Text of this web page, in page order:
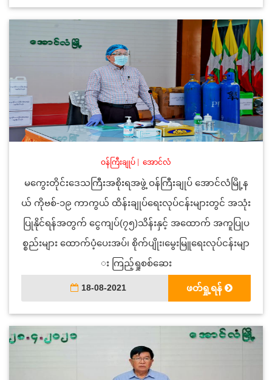
ဝန်ကြီးချုပ် အောင်လံ
မကွေးတိုင်းဒေသကြီးအစိုးရအဖွဲ့ ဝန်ကြီးချုပ် အောင်လံမြို့န
ယ် ကိုဗစ်-၁၉ ကာကွယ် ထိန်းချုပ်ရေးလုပ်ငန်းများတွင် အသုံး
ပြုနိုင်ရန်အတွက် ငွေကျပ်(၇၅)သိန်းနှင့် အထောက် အကူပြုပ
စ္စည်းများ ထောက်ပံ့ပေးအပ်၊ စိုက်ပျိုး၊မွေးမြူရေးလုပ်ငန်းမျာ
း ကြည့်ရှုစစ်ဆေး
18-08-2021 ဖတ်ရှု့ရန်